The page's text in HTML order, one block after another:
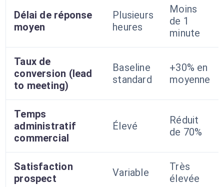
Délai de réponse
moyen
Plusieurs
heures
Moins
de 1
minute
Taux de
conversion (lead
to meeting)
Baseline
standard
+30% en
moyenne
Temps
administratif
commercial
Élevé
Réduit
de 70%
Satisfaction
prospect
Variable
Très
élevée